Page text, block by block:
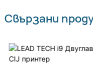
Свързани